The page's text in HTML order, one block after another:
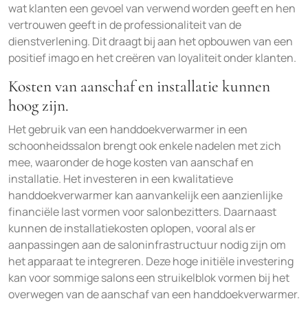
wat klanten een gevoel van verwend worden geeft en hen
vertrouwen geeft in de professionaliteit van de
dienstverlening. Dit draagt bij aan het opbouwen van een
positief imago en het creëren van loyaliteit onder klanten.
Kosten van aanschaf en installatie kunnen
hoog zijn.
Het gebruik van een handdoekverwarmer in een
schoonheidssalon brengt ook enkele nadelen met zich
mee, waaronder de hoge kosten van aanschaf en
installatie. Het investeren in een kwalitatieve
handdoekverwarmer kan aanvankelijk een aanzienlijke
financiële last vormen voor salonbezitters. Daarnaast
kunnen de installatiekosten oplopen, vooral als er
aanpassingen aan de saloninfrastructuur nodig zijn om
het apparaat te integreren. Deze hoge initiële investering
kan voor sommige salons een struikelblok vormen bij het
overwegen van de aanschaf van een handdoekverwarmer.